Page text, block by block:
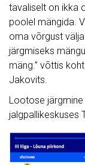
tavaliselt on ikka
poolel mängida.
oma võrgust
järgmiseks
mäng.” võttis
Jakovits.
Lootose
jalgpallikeskuses